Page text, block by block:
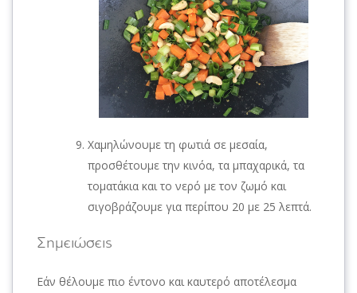
Χαμηλώνουμε τη φωτιά σε μεσαία,
προσθέτουμε την κινόα, τα μπαχαρικά, τα
τοματάκια και το νερό με τον ζωμό και
σιγοβράζουμε για περίπου 20 με 25 λεπτά.
Σημειώσεις
Εάν θέλουμε πιο έντονο και καυτερό αποτέλεσμα